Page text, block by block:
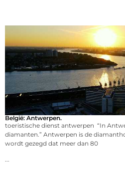
België: Antwerpen.
toeristische dienst antwerpen “In
diamanten.” Antwerpen is de
wordt gezegd dat meer dan 80
...